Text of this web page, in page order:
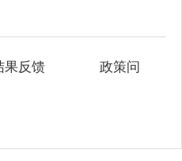
果反馈 政策问